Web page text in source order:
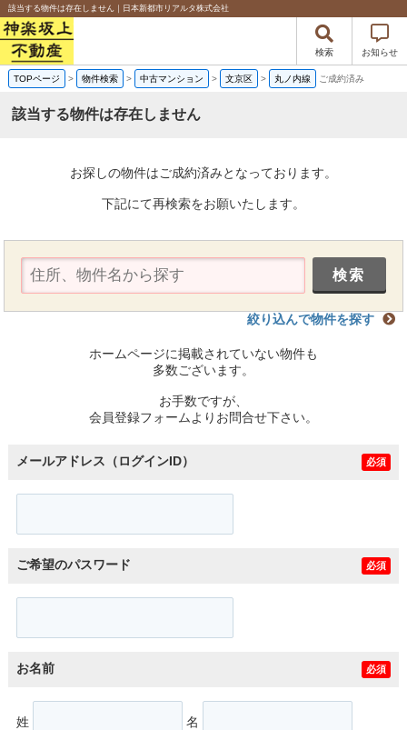
該当する物件は存在しません｜日本新都市リアルタ株式会社
検索 お知らせ
TOPページ > 物件検索 > 中古マンション > 文京区 > 丸ノ内線 ご成約済み
該当する物件は存在しません
お探しの物件はご成約済みとなっております。
下記にて再検索をお願いたします。
絞り込んで物件を探す
ホームページに掲載されていない物件も
多数ございます。
お手数ですが、
会員登録フォームよりお問合せ下さい。
メールアドレス（ログインID） 必須
ご希望のパスワード 必須
お名前 必須
姓 名